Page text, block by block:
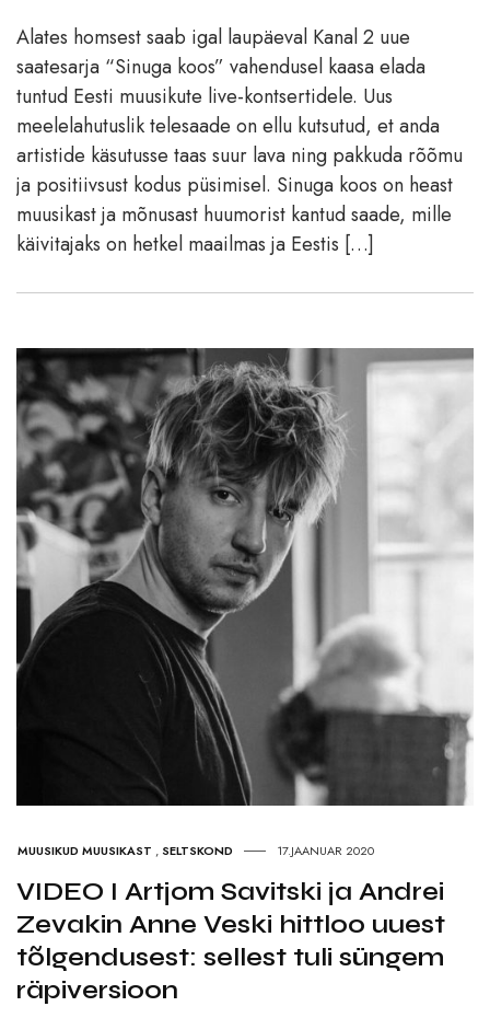
Alates homsest saab igal laupäeval Kanal 2 uue
saatesarja “Sinuga koos” vahendusel kaasa elada
tuntud Eesti muusikute live-kontsertidele. Uus
meelelahutuslik telesaade on ellu kutsutud, et anda
artistide käsutusse taas suur lava ning pakkuda rõõmu
ja positiivsust kodus püsimisel. Sinuga koos on heast
muusikast ja mõnusast huumorist kantud saade, mille
käivitajaks on hetkel maailmas ja Eestis […]
MUUSIKUD MUUSIKAST , SELTSKOND 17.JAANUAR 2020
VIDEO I Artjom Savitski ja Andrei
Zevakin Anne Veski hittloo uuest
tõlgendusest: sellest tuli süngem
räpiversioon